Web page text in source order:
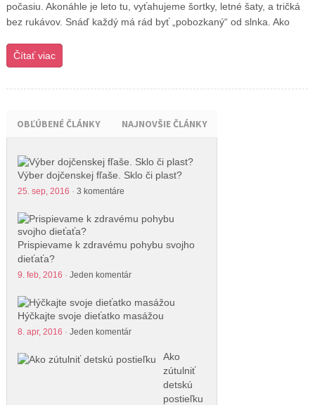
počasiu. Akonáhle je leto tu, vyťahujeme šortky, letné šaty, a tričká
bez rukávov. Snáď každý má rád byť „pobozkaný“ od slnka. Ako
Čítať viac
OBĽÚBENÉ ČLÁNKY NAJNOVŠIE ČLÁNKY
Výber dojčenskej fľaše. Sklo či plast?
25. sep, 2016 · 3 komentáre
Prispievame k zdravému pohybu svojho
dieťaťa?
9. feb, 2016 · Jeden komentár
Hýčkajte svoje dieťatko masážou
8. apr, 2016 · Jeden komentár
Ako
zútulniť
detskú
postieľku